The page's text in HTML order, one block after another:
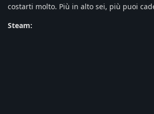
costarti molto. Più in alto sei, più puoi
Steam: